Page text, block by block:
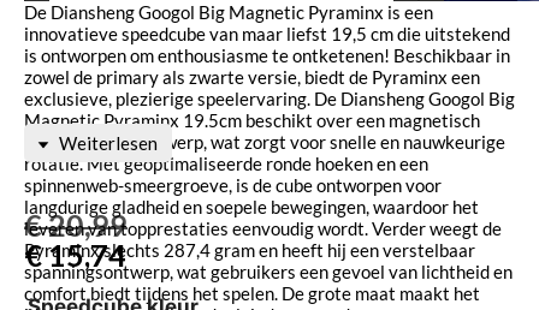
De Diansheng Googol Big Magnetic Pyraminx is een
innovatieve speedcube van maar liefst 19,5 cm die uitstekend
is ontworpen om enthousiasme te ontketenen! Beschikbaar in
zowel de primary als zwarte versie, biedt de Pyraminx een
exclusieve, plezierige speelervaring. De Diansheng Googol Big
Magnetic Pyraminx 19.5cm beschikt over een magnetisch
positioneringsontwerp, wat zorgt voor snelle en nauwkeurige
rotatie. Met geoptimaliseerde ronde hoeken en een
spinnenweb-smeergroeve, is de cube ontworpen voor
langdurige gladheid en soepele bewegingen, waardoor het
leveren van topprestaties eenvoudig wordt. Verder weegt de
Pyraminx slechts 287,4 gram en heeft hij een verstelbaar
spanningsontwerp, wat gebruikers een gevoel van lichtheid en
comfort biedt tijdens het spelen. De grote maat maakt het
Weiterlesen
€20,99
€15,74